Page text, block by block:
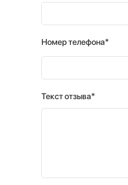
Номер телефона*
Текст отзыва*